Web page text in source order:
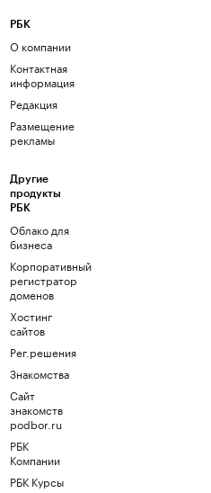
РБК
О компании
Контактная
информация
Редакция
Размещение
рекламы
Другие
продукты
РБК
Облако для
бизнеса
Корпоративный
регистратор
доменов
Хостинг
сайтов
Рег.решения
Знакомства
Сайт
знакомств
podbor.ru
РБК
Компании
РБК Курсы